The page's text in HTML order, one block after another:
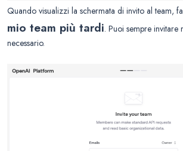
Quando visualizzi la schermata di invito al team,
mio team più tardi. Puoi sempre invitare
necessario.